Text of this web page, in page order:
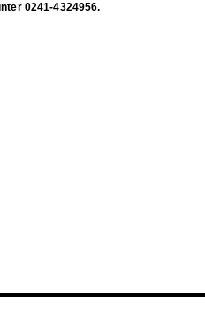
0241-4324956.